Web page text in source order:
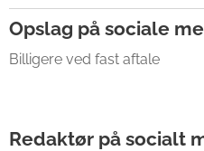
Opslag på sociale
Billigere ved fast aftale
Redaktør på socialt